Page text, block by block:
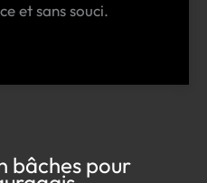
et sans souci.
bâches pour